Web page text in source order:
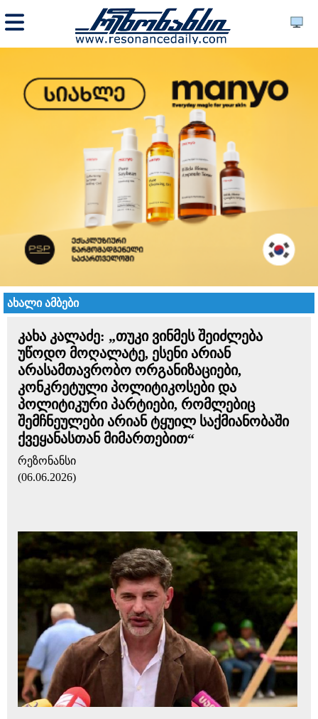
ახალი ამბები
კახა კალაძე: „თუკი ვინმეს შეიძლება
უწოდო მოღალატე, ესენი არიან
არასამთავრობო ორგანიზაციები,
კონკრეტული პოლიტიკოსები და
პოლიტიკური პარტიები, რომლებიც
შემჩნეულები არიან ტყუილ საქმიანობაში
ქვეყანასთან მიმართებით“
რეზონანსი
(06.06.2026)